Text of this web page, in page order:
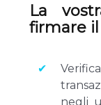
La
firmare
negli